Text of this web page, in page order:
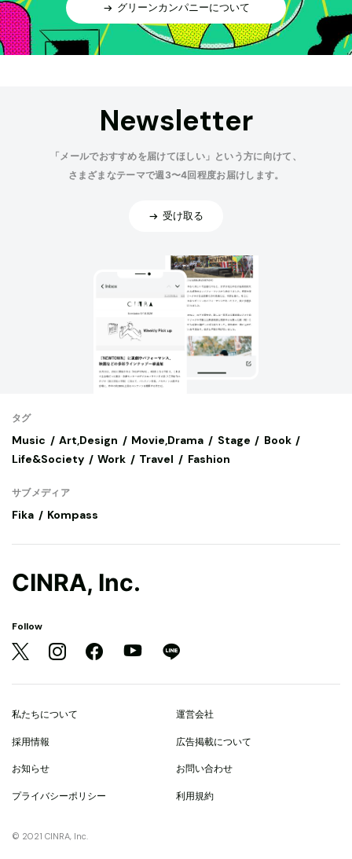
グリーンカンパニーについて
Newsletter
「メールでおすすめを届けてほしい」という方に向けて、
さまざまなテーマで週3〜4回程度お届けします。
受け取る
タグ
Music Art,Design Movie,Drama Stage
Book
Life&Society
Work Travel Fashion
サブメディア
Fika Kompass
CINRA, Inc.
Follow
私たちについて 運営会社
採用情報 広告掲載について
お知らせ お問い合わせ
プライバシーポリシー 利用規約
© 2021 CINRA, Inc.